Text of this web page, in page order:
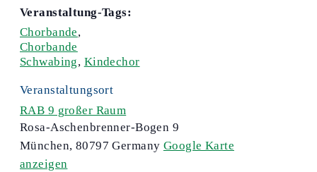
Veranstaltung-Tags:
Chorbande,
Chorbande
Schwabing, Kindechor
Veranstaltungsort
RAB 9 großer Raum
Rosa-Aschenbrenner-Bogen 9
München, 80797 Germany Google Karte
anzeigen